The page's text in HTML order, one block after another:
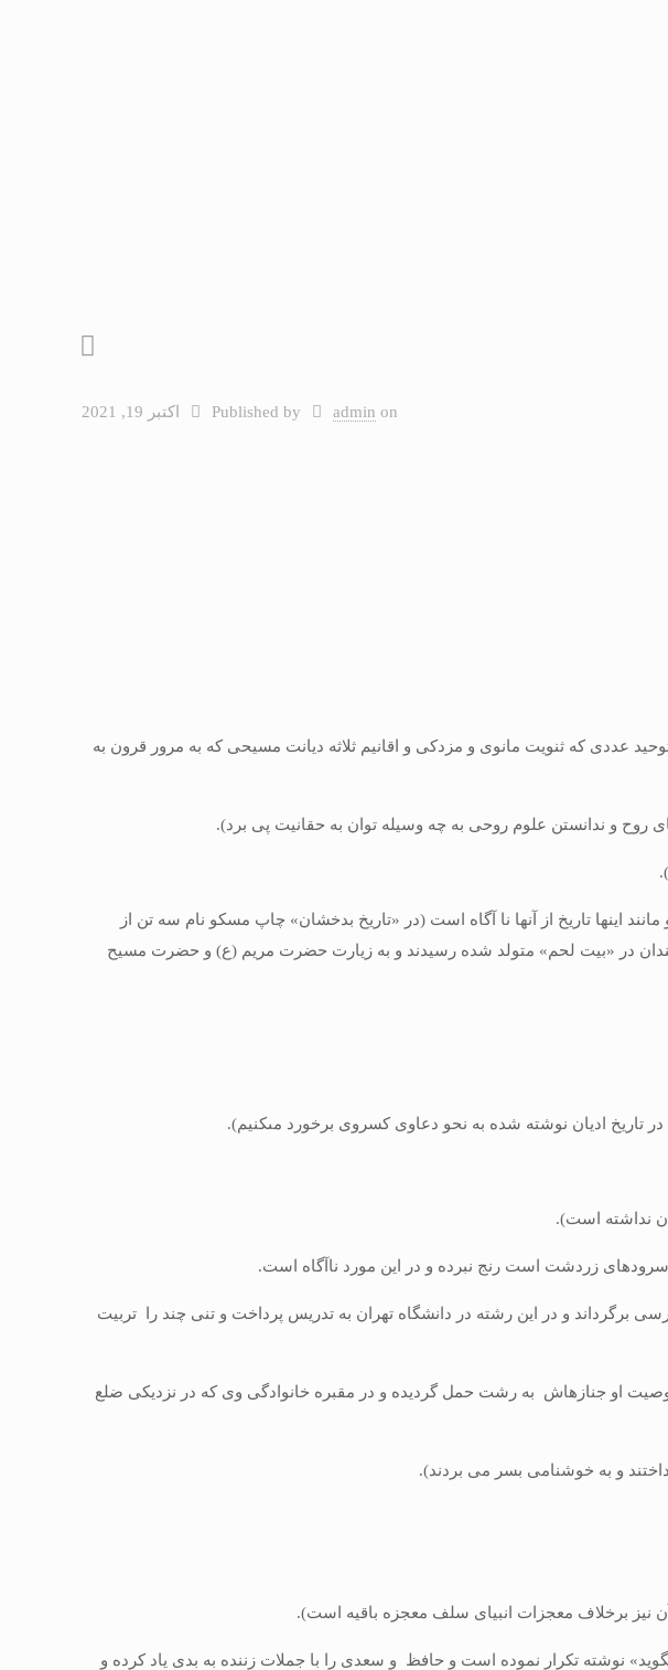
Published by admin on اکتبر 19, 2021
عددى كه ثنویت مانوى و مزدكى و اقانیم ثلاثه دیانت مسیحى كه به مرور قرون به
و ندانستن علوم روحى به چه وسیله توان به حقانیت پى برد).
تاریخ از آن‏ها نا آگاه است (در «تاریخ بدخشان» چاپ مسكو نام سه تن از
در «بیت لحم» متولد شده رسیدند و به زیارت حضرت مریم (ع) و حضرت مسیح
تاریخ ادیان نوشته شده به نحو دعاوى كسروى برخورد مى‏كنیم).
نداشته است).
زردشت است رنج نبرده و در این مورد ناآگاه است.
برگرداند و در این رشته در دانشگاه تهران به تدریس پرداخت و تنى چند را تربیت
او جنازه‏اش به رشت حمل گردیده و در مقبره خانوادگى وی كه در نزدیكى ضلع
و به خوشنامى بسر مى بردند).
نیز برخلاف معجزات انبیاى سلف معجزه باقیه است).
«حافظ چه مى‏گوید» نوشته تكرار نموده است و حافظ و سعدى را با جملات زننده به بدى یاد كرده و